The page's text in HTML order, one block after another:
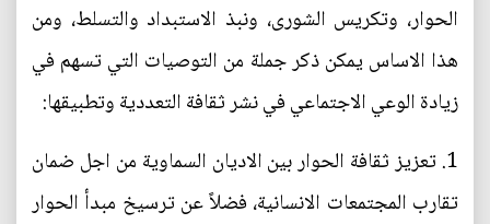
الحوار، وتكريس الشورى، ونبذ الاستبداد والتسلط، ومن
هذا الاساس يمكن ذكر جملة من التوصيات التي تسهم في
زيادة الوعي الاجتماعي في نشر ثقافة التعددية وتطبيقها:
1. تعزيز ثقافة الحوار بين الاديان السماوية من اجل ضمان
تقارب المجتمعات الانسانية، فضلاً عن ترسيخ مبدأ الحوار